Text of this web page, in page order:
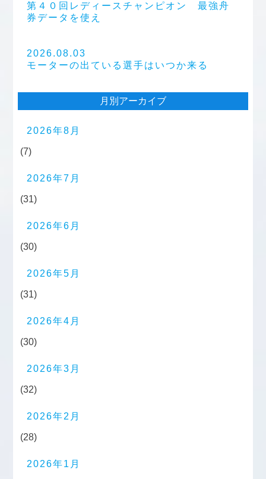
第４０回レディースチャンピオン 最強舟
券データを使え
2026.08.03
モーターの出ている選手はいつか来る
月別アーカイブ
2026年8月
(7)
2026年7月
(31)
2026年6月
(30)
2026年5月
(31)
2026年4月
(30)
2026年3月
(32)
2026年2月
(28)
2026年1月